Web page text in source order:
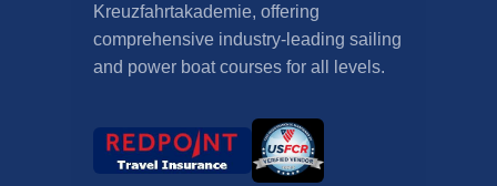
Kreuzfahrtakademie, offering
comprehensive industry-leading sailing
and power boat courses for all levels.